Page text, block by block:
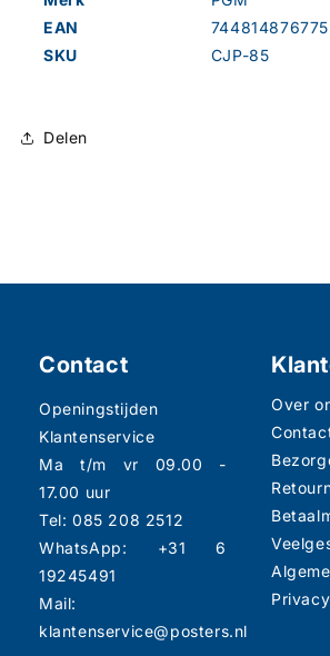
EAN
SKU
CJP-85
Delen
Contact
Openingstijden
Klantenservice
Ma t/m vr 09.00 -
17.00 uur
Tel: 085 208 2512
WhatsApp: +31 6
19245491
Mail:
klantenservice@posters.nl
Over